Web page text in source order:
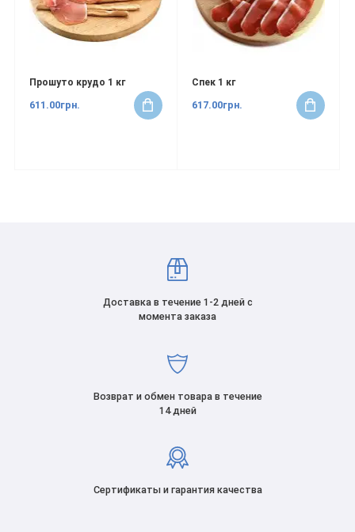
Прошуто крудо 1 кг
611.00грн.
Спек 1 кг
617.00грн.
Доставка в течение 1-2 дней с
момента заказа
Возврат и обмен товара в течение
14 дней
Сертификаты и гарантия качества